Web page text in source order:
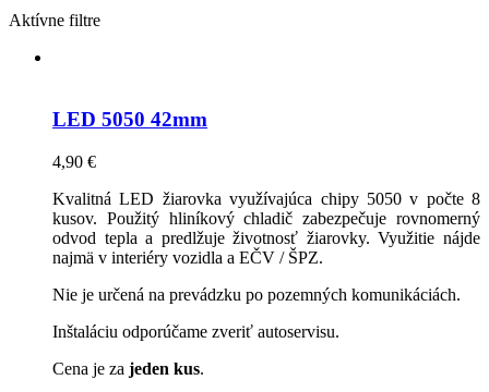
Aktívne filtre
LED 5050 42mm
4,90 €
Kvalitná LED žiarovka využívajúca chipy 5050 v počte 8
kusov. Použitý hliníkový chladič zabezpečuje rovnomerný
odvod tepla a predlžuje životnosť žiarovky. Využitie nájde
najmä v interiéry vozidla a EČV / ŠPZ.
Nie je určená na prevádzku po pozemných komunikáciách.
Inštaláciu odporúčame zveriť autoservisu.
Cena je za jeden kus.